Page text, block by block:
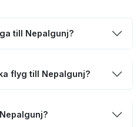
till Nepalgunj?
flyg till Nepalgunj?